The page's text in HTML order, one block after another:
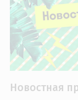
Новостная